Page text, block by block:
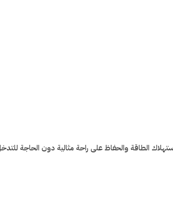
الطاقة والحفاظ على راحة مثالية دون الحاجة